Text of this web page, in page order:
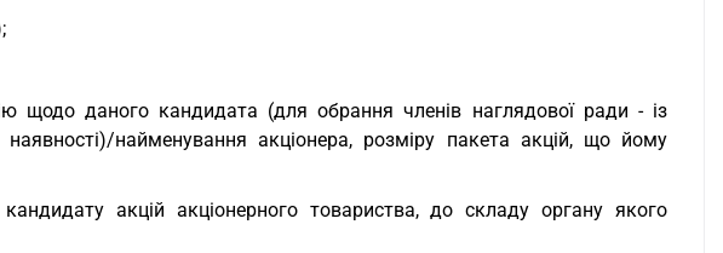
щодо даного кандидата (для обрання членів наглядової ради - із
найменування акціонера, розміру пакета акцій, що йому
акцій акціонерного товариства, до складу органу якого